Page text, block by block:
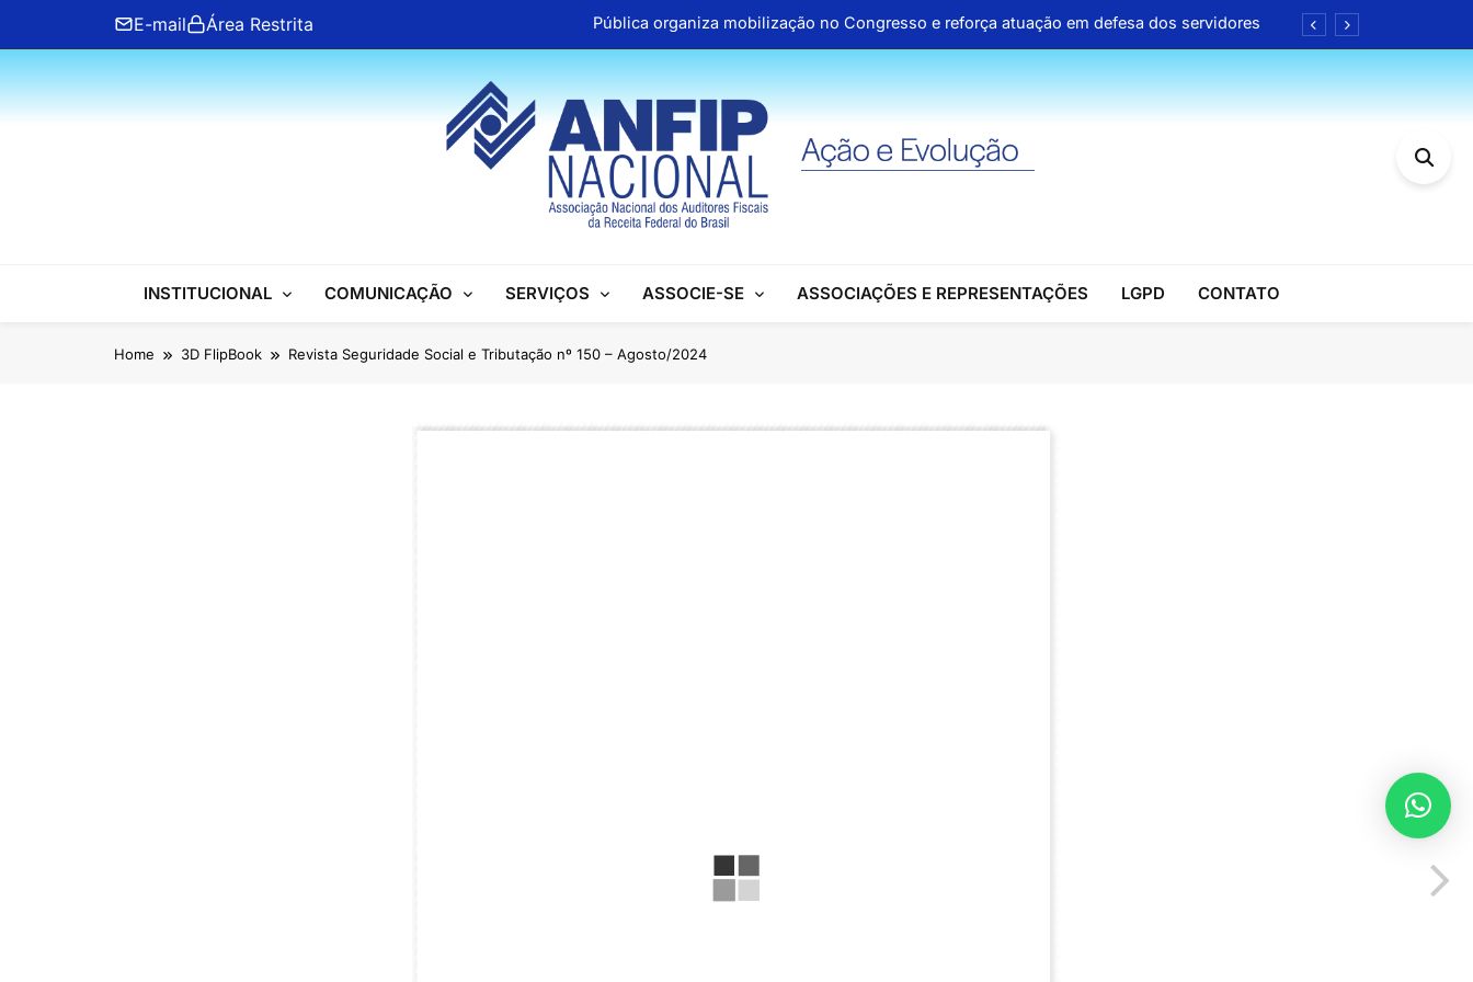
content
E-mail Área Restrita Pública organiza mobilização no Congresso e reforça atuação em defesa dos servidores
Aproveite os descontos de até 35% em farmácias e drogarias
ANFIP reúne escritórios de advocacia para discutir parceria institucional em benefício dos associados
Honras a um gigante na construção da Seguridade Social no Brasil (Álvaro Sólon de França)
Pública organiza mobilização no Congresso e reforça atuação em defesa dos servidores
ANFIP Nacional
INSTITUCIONAL COMUNICAÇÃO SERVIÇOS ASSOCIE-SE ASSOCIAÇÕES E REPRESENTAÇÕES LGPD CONTATO
Home 3D FlipBook Revista Seguridade Social e Tributação nº 150 – Agosto/2024